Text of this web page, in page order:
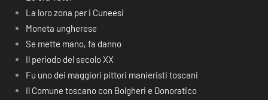
La loro zona per i Cuneesi
Moneta ungherese
Se mette mano, fa danno
Il periodo del secolo XX
Fu uno dei maggiori pittori manieristi toscani
Il Comune toscano con Bolgheri e Donoratico